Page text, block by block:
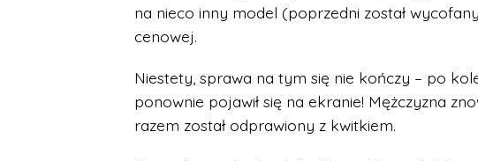
na nieco inny model (poprzedni został
cenowej.
Niestety, sprawa na tym się nie kończy – po
ponownie pojawił się na ekranie! Mężczyzna
razem został odprawiony z kwitkiem.